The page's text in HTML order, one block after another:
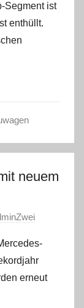
Segment ist
enthüllt.
neuem
erneut